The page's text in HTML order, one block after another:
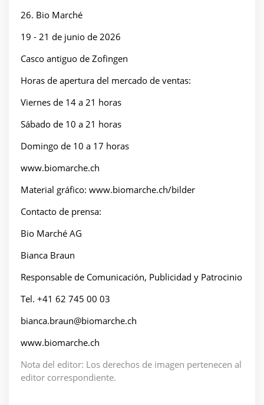
26. Bio Marché
19 - 21 de junio de 2026
Casco antiguo de Zofingen
Horas de apertura del mercado de ventas:
Viernes de 14 a 21 horas
Sábado de 10 a 21 horas
Domingo de 10 a 17 horas
www.biomarche.ch
Material gráfico: www.biomarche.ch/bilder
Contacto de prensa:
Bio Marché AG
Bianca Braun
Responsable de Comunicación, Publicidad y Patrocinio
Tel. +41 62 745 00 03
bianca.braun@biomarche.ch
www.biomarche.ch
Nota del editor: Los derechos de imagen pertenecen al
editor correspondiente.